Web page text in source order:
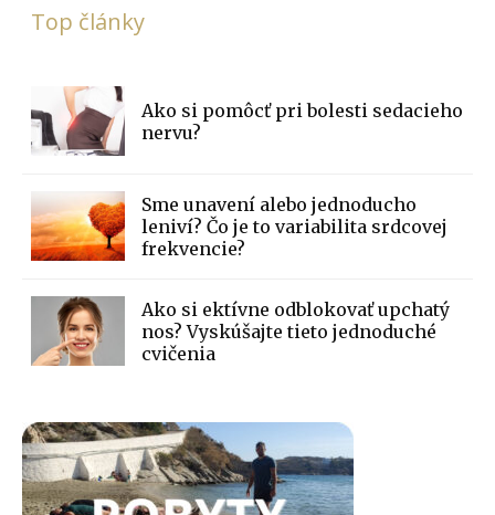
Top články
Ako si pomôcť pri bolesti sedacieho
nervu?
Sme unavení alebo jednoducho
leniví? Čo je to variabilita srdcovej
frekvencie?
Ako si ektívne odblokovať upchatý
nos? Vyskúšajte tieto jednoduché
cvičenia